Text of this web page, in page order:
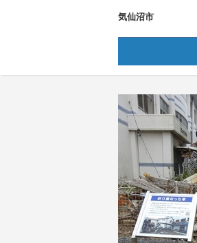
気仙沼市